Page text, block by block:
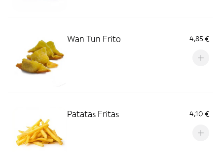
Wan Tun Frito 4,85 €
Patatas Fritas 4,10 €